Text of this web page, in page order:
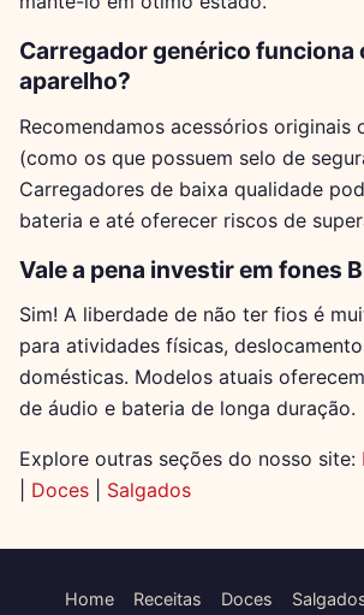
Carregador genérico funciona
aparelho?
Recomendamos acessórios originais
(como os que possuem selo de
Carregadores de baixa qualidade
bateria e até oferecer riscos de
Vale a pena investir em fones
Sim! A liberdade de não ter fios é
para atividades físicas,
domésticas. Modelos atuais
de áudio e bateria de longa duração.
Explore outras seções do nosso site:
Doces Salgados
Home Receitas Doces